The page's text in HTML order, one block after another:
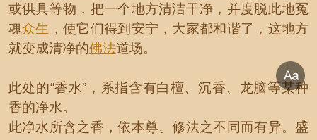
或供具等物，把一个地方清洁干净，并度脱此地冤
魂众生 ，使它们得到安宁，大家都和谐了，这地方
就变成清净的佛法道场。
此处的“香水”，系指含有白檀、沉香、龙脑等某种
香的净水。
此净水所含之香，依本尊、修法之不同而有异。盛